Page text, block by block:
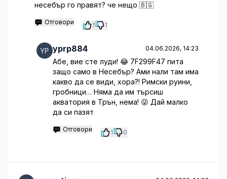
несебър го правят? че нещо 🇧🇬
Отговори 1 1
yprp884 04.06.2026, 14:23
Абе, вие сте луди! 😂 7F299F47 пита
защо само в Несебър? Ами нали там има
какво да се види, хора?! Римски руини,
гробници… Няма да им търсиш
акватория в Трън, нема! 😜 Дай малко
да си пазят
Отговори 1 0